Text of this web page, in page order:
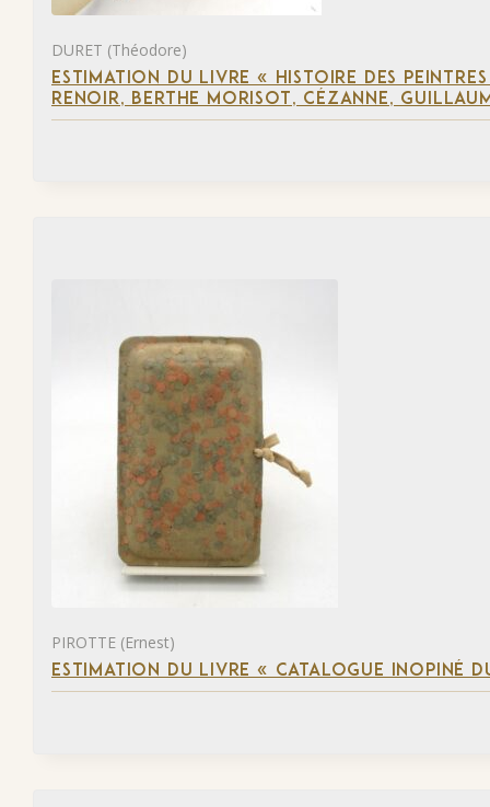
DURET (Théodore)
ESTIMATION DU LIVRE « HISTOIRE DES
RENOIR, BERTHE MORISOT, CÉZANNE,
PIROTTE (Ernest)
ESTIMATION DU LIVRE « CATALOGUE INOPINÉ